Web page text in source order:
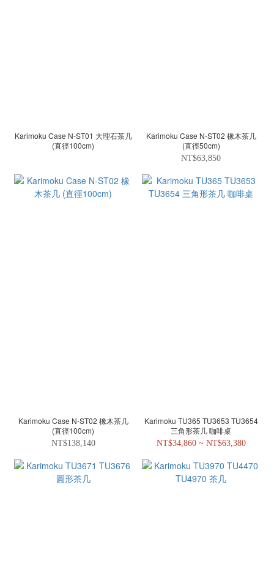
Karimoku Case N-ST01 大理石茶几
(直徑100cm)
Karimoku Case N-ST02 橡木茶几
(直徑50cm)
NT$63,850
Karimoku Case N-ST02 橡木茶几
(直徑100cm)
NT$138,140
Karimoku TU365 TU3653 TU3654
三角形茶几 咖啡桌
NT$34,860 ~ NT$63,380